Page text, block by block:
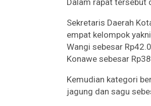
Sekretaris Daerah
empat kelompok
Wangi sebesar
Konawe sebesar
Kemudian kategori
jagung dan sagu